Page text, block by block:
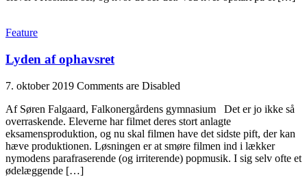
Feature
Lyden af ophavsret
7. oktober 2019 Comments are Disabled
Af Søren Falgaard, Falkonergårdens gymnasium Det er jo ikke så
overraskende. Eleverne har filmet deres stort anlagte
eksamensproduktion, og nu skal filmen have det sidste pift, der kan
hæve produktionen. Løsningen er at smøre filmen ind i lækker
nymodens parafraserende (og irriterende) popmusik. I sig selv ofte et
ødelæggende […]